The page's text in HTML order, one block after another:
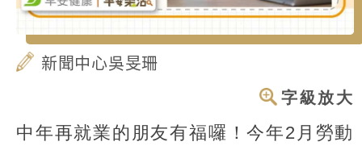
新聞中心吳旻珊
字級放大
中年再就業的朋友有福囉！今年2月勞動